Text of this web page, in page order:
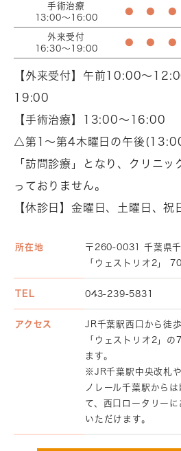
手術治療
13:00～16:00
● ● ●
外来受付
16:30〜19:00
● ● ●
【外来受付】午前10:00〜
19:00
【手術治療】13:00～16:00
△第1～第4木曜日の午後
「訪問診療」となり、クリニ
っておりません。
【休診日】金曜日、土曜日、祝
所在地
〒260-0031 千葉県
「ウェストリオ2」
TEL 043-239-5831
アクセス
JR千葉駅西口から徒
「ウェストリオ2」の
ます。
※JR千葉駅中央改札
ノレール千葉駅から
て、西口ロータリー
いただけます。